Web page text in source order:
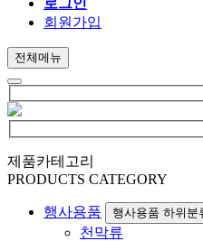
회원가입
전체메뉴
제품카테고리
PRODUCTS CATEGORY
행사용품 행사용품 하위분
천막류